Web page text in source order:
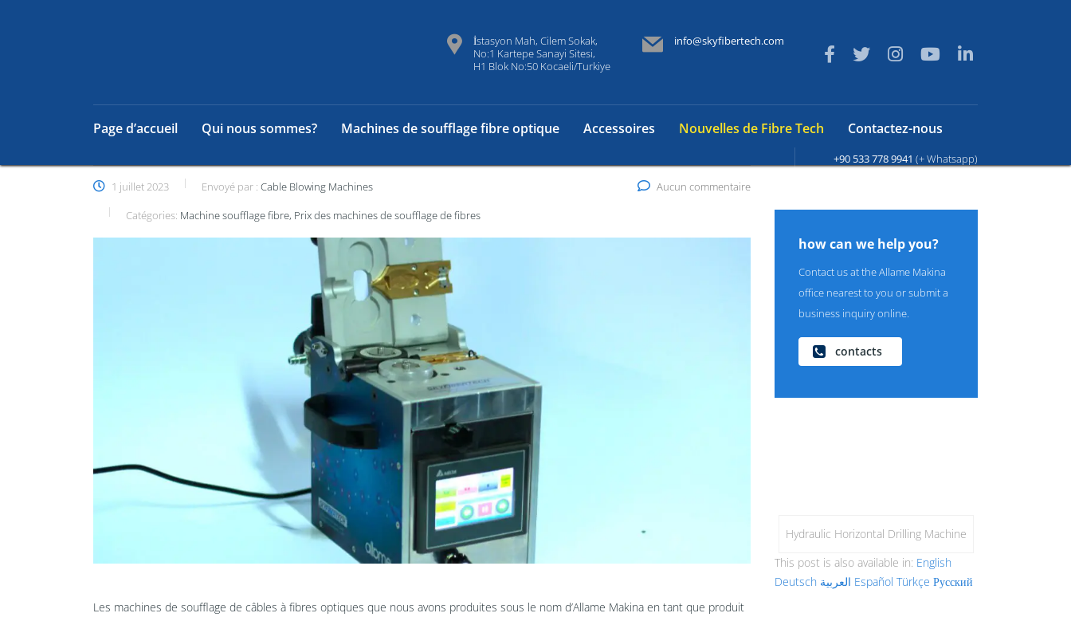
İstasyon Mah, Cilem Sokak,
No:1 Kartepe Sanayi Sitesi,
H1 Blok No:50 Kocaeli/Turkiye
info@skyfibertech.com
Page d’accueil Qui nous sommes? Machines de soufflage fibre optique Accessoires Nouvelles de Fibre Tech Contactez-nous
+90 533 778 9941 (+ Whatsapp)
1 juillet 2023
Envoyé par : Cable Blowing Machines
Catégories: Machine soufflage fibre, Prix ​​​​des machines de soufflage de fibres
Aucun commentaire
Les machines de soufflage de câbles à fibres optiques que nous avons produites sous le nom d’Allame Makina en tant que produit
how can we help you?
Contact us at the Allame Makina
office nearest to you or submit a
business inquiry online.
contacts
Hydraulic Horizontal Drilling Machine
This post is also available in: English
Deutsch العربية Español Türkçe Русский